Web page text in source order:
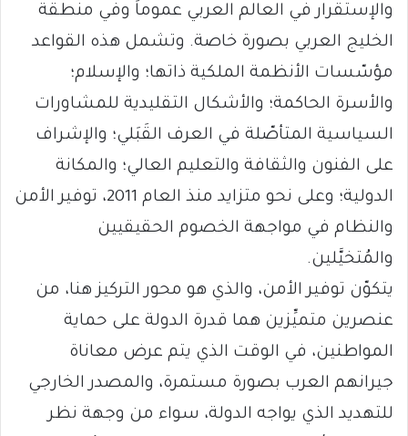
والإستقرار في العالم العربي عموماً وفي منطقة
الخليج العربي بصورة خاصة. وتشمل هذه القواعد
مؤسّسات الأنظمة الملكية ذاتها؛ والإسلام؛
والأسرة الحاكمة؛ والأشكال التقليدية للمشاورات
السياسية المتأصّلة في العرف القَبَلي؛ والإشراف
على الفنون والثقافة والتعليم العالي؛ والمكانة
الدولية؛ وعلى نحو متزايد منذ العام 2011، توفير الأمن
والنظام في مواجهة الخصوم الحقيقيين
والمُتخيَّلين.
يتكوّن توفير الأمن، والذي هو محور التركيز هنا، من
عنصرين متميِّزين هما قدرة الدولة على حماية
المواطنين، في الوقت الذي يتم عرض معاناة
جيرانهم العرب بصورة مستمرة، والمصدر الخارجي
للتهديد الذي يواجه الدولة، سواء من وجهة نظر